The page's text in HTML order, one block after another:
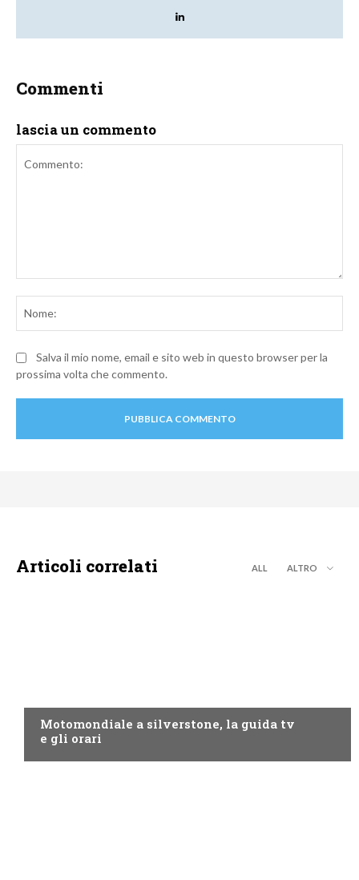
Commenti
lascia un commento
Salva il mio nome, email e sito web in questo browser per la
prossima volta che commento.
Articoli correlati ALL ALTRO
Motomondiale a silverstone, la guida tv
e gli orari